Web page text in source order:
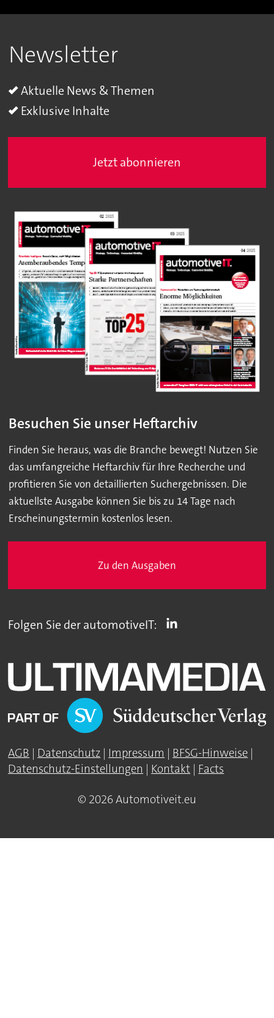
Newsletter
Aktuelle News & Themen
Exklusive Inhalte
Jetzt abonnieren
Besuchen Sie unser Heftarchiv
Finden Sie heraus, was die Branche bewegt! Nutzen Sie
das umfangreiche Heftarchiv für Ihre Recherche und
profitieren Sie von detaillierten Suchergebnissen. Die
aktuellste Ausgabe können Sie bis zu 14 Tage nach
Erscheinungstermin kostenlos lesen.
Zu den Ausgaben
Folgen Sie der automotiveIT:
AGB | Datenschutz | Impressum | BFSG-Hinweise |
Datenschutz-Einstellungen | Kontakt | Facts
© 2026 Automotiveit.eu